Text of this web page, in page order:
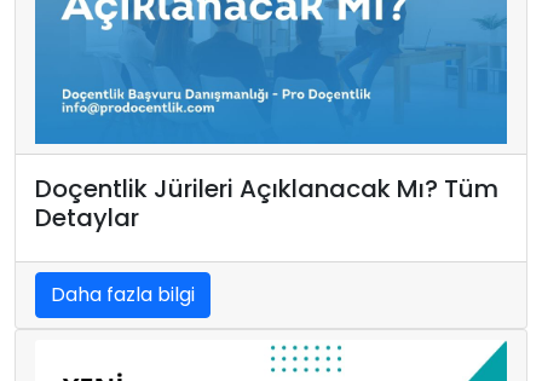
Doçentlik Jürileri Açıklanacak Mı? Tüm
Detaylar
Daha fazla bilgi